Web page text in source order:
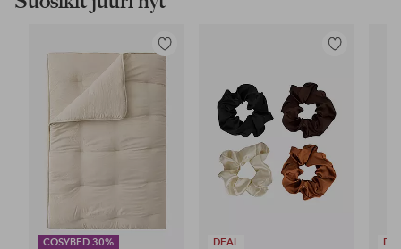
COSYBED 30%
Lisää
DEAL
Lisää